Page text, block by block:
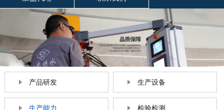
产品研发 生产设备
生产能力 检验检测